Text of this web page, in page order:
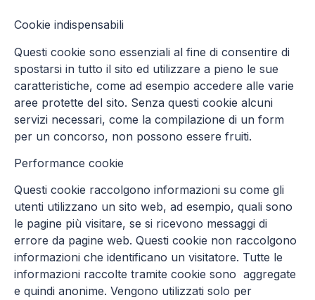
Cookie indispensabili
Questi cookie sono essenziali al fine di consentire di
spostarsi in tutto il sito ed utilizzare a pieno le sue
caratteristiche, come ad esempio accedere alle varie
aree protette del sito. Senza questi cookie alcuni
servizi necessari, come la compilazione di un form
per un concorso, non possono essere fruiti.
Performance cookie
Questi cookie raccolgono informazioni su come gli
utenti utilizzano un sito web, ad esempio, quali sono
le pagine più visitare, se si ricevono messaggi di
errore da pagine web. Questi cookie non raccolgono
informazioni che identificano un visitatore. Tutte le
informazioni raccolte tramite cookie sono aggregate
e quindi anonime. Vengono utilizzati solo per